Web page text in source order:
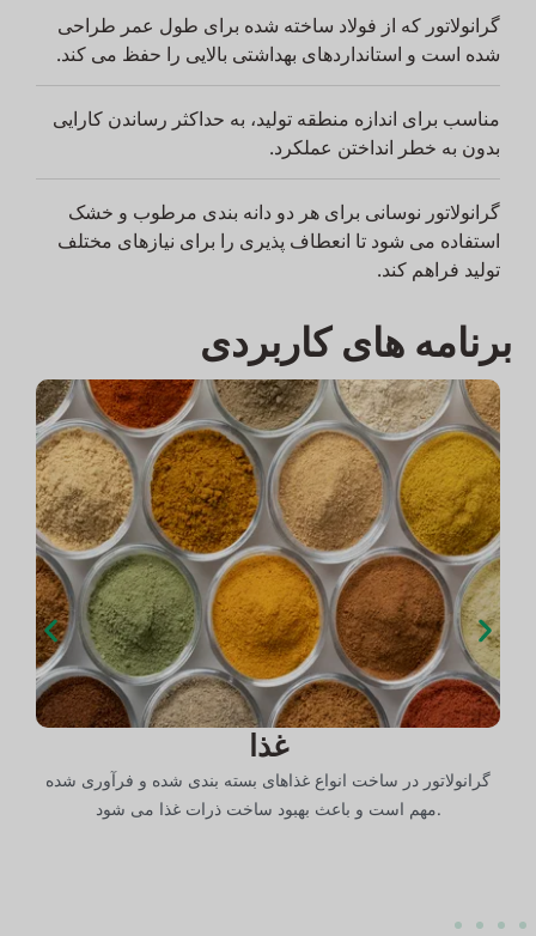
گرانولاتور که از فولاد ساخته شده برای طول عمر طراحی
شده است و استانداردهای بهداشتی بالایی را حفظ می کند.
مناسب برای اندازه منطقه تولید، به حداکثر رساندن کارایی
بدون به خطر انداختن عملکرد.
گرانولاتور نوسانی برای هر دو دانه بندی مرطوب و خشک
استفاده می شود تا انعطاف پذیری را برای نیازهای مختلف
تولید فراهم کند.
برنامه های کاربردی
غذا
گرانولاتور در ساخت انواع غذاهای بسته بندی شده و فرآوری شده
مهم است و باعث بهبود ساخت ذرات غذا می شود.